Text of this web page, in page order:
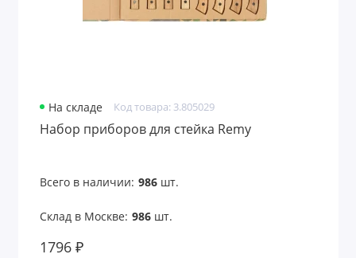
На складе Код товара: 3.805029
Набор приборов для стейка Remy
Всего в наличии: 986шт.
Склад в Москве: 986шт.
1796 ₽